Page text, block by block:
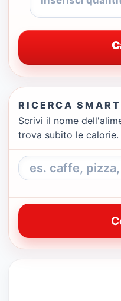
RICERCA SMART
Scrivi il nome
trova subito le calorie.